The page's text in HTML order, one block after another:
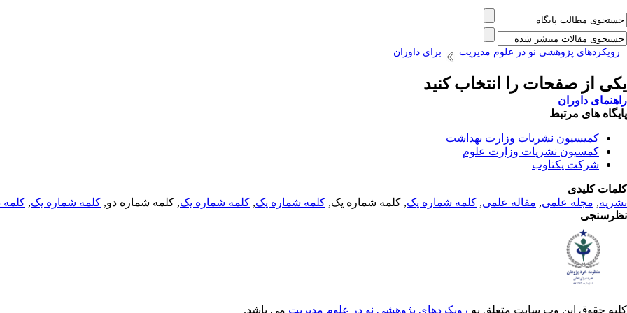
رویکردهای پژوهشی نو در علوم مدیریت برای داوران
یکی از صفحات را انتخاب کنید
راهنمای داوران
پایگاه های مرتبط
کمیسیون نشریات وزارت بهداشت
کمسیون نشریات وزارت علوم
شرکت یکتاوب
کلمات کلیدی
نشریه, مجله علمی, مقاله علمی, کلمه شماره یک, کلمه شماره یک, کلمه شماره یک, کلمه شماره یک, کلمه شماره دو, کلمه شماره یک, کلمه
نظرسنجی
کلیه حقوق این وب سایت متعلق به رویکردهای پژوهشی نو در علوم مدیریت می باشد.